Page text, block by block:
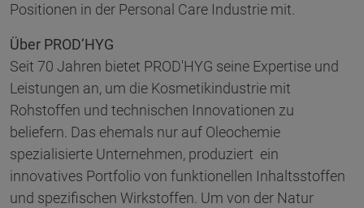
Positionen in der Personal Care Industrie mit.
Über PROD‘HYG
Seit 70 Jahren bietet PROD'HYG seine Expertise und
Leistungen an, um die Kosmetikindustrie mit
Rohstoffen und technischen Innovationen zu
beliefern. Das ehemals nur auf Oleochemie
spezialisierte Unternehmen, produziert ein
innovatives Portfolio von funktionellen Inhaltsstoffen
und spezifischen Wirkstoffen. Um von der Natur